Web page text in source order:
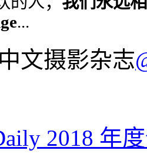
...
文摄影杂志
2018 年